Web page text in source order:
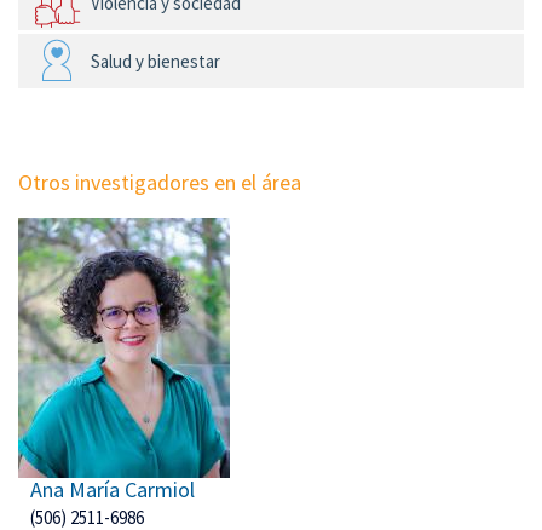
Salud y bienestar
Otros investigadores en el área
Ana María Carmiol
(506) 2511-6986